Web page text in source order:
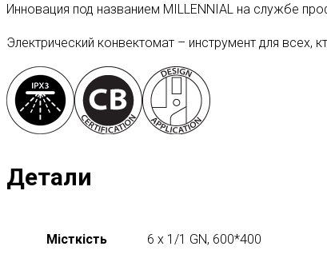
Инновация под названием MILLENNIAL на службе
Электрический конвектомат – инструмент для всех,
Детали
Місткість 6 x 1/1 GN, 600*400